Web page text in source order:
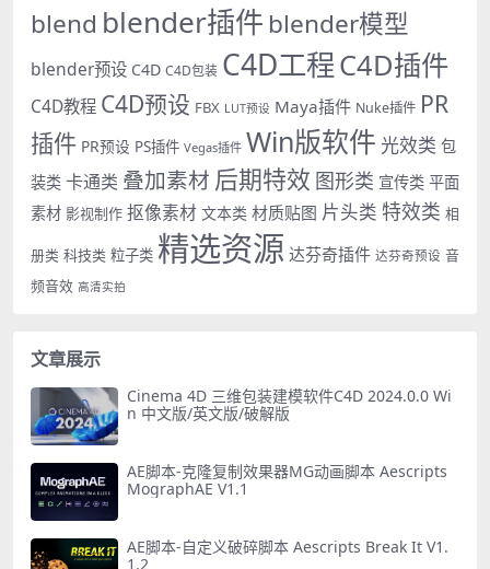
blend blender插件 blender模型
blender预设 C4D C4D包装 C4D工程C4D插件
C4D教程 C4D预设 FBX LUT预设 Maya插件 Nuke插件 PR
插件 PR预设 PS插件 Vegas插件 Win版软件 光效类 包
装类 卡通类 叠加素材 后期特效 图形类 宣传类 平面
素材 影视制作 抠像素材 文本类 材质贴图 片头类 特效类 相
册类 科技类 粒子类 精选资源 达芬奇插件 达芬奇预设 音
频音效 高清实拍
文章展示
Cinema 4D 三维包装建模软件C4D 2024.0.0 Wi
n 中文版/英文版/破解版
AE脚本-克隆复制效果器MG动画脚本 Aescripts
MographAE V1.1
AE脚本-自定义破碎脚本 Aescripts Break It V1.
1.2